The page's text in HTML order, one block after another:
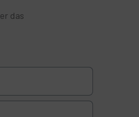
das